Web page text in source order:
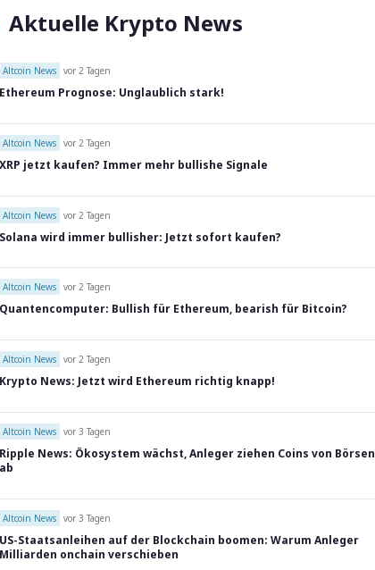
Aktuelle Krypto News
Altcoin News vor 2 Tagen
Ethereum Prognose: Unglaublich stark!
Altcoin News vor 2 Tagen
XRP jetzt kaufen? Immer mehr bullishe Signale
Altcoin News vor 2 Tagen
Solana wird immer bullisher: Jetzt sofort kaufen?
Altcoin News vor 2 Tagen
Quantencomputer: Bullish für Ethereum, bearish für Bitcoin?
Altcoin News vor 2 Tagen
Krypto News: Jetzt wird Ethereum richtig knapp!
Altcoin News vor 3 Tagen
Ripple News: Ökosystem wächst, Anleger ziehen Coins von Börsen
ab
Altcoin News vor 3 Tagen
US-Staatsanleihen auf der Blockchain boomen: Warum Anleger
Milliarden onchain verschieben